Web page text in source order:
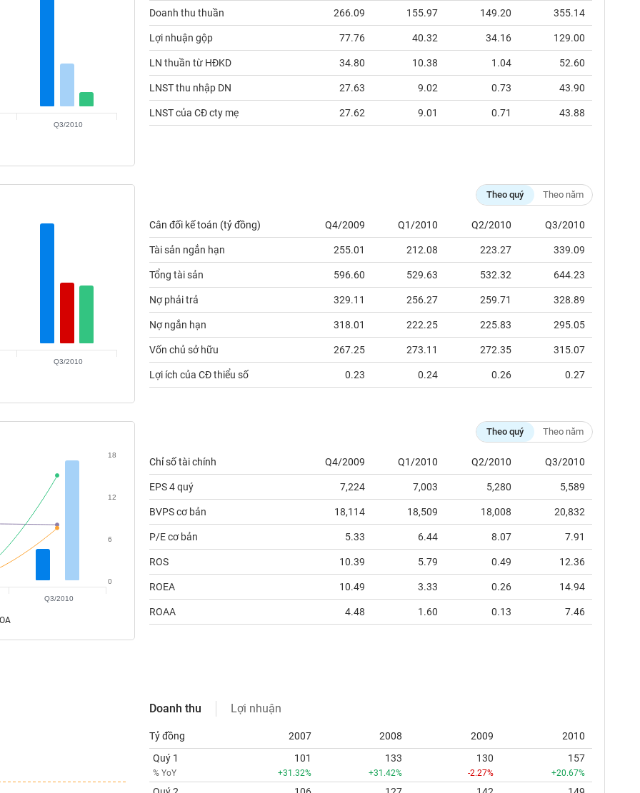
Q3/2010
Doanh thu thuần 266.09 155.97 149.20 355.14
Lợi nhuận gộp 77.76 40.32 34.16 129.00
LN thuần từ HĐKD 34.80 10.38 1.04 52.60
LNST thu nhập DN 27.63 9.02 0.73 43.90
LNST của CĐ cty mẹ 27.62 9.01 0.71 43.88
Q3/2010
Theo quý Theo năm
Cân đối kế toán (tỷ đồng) Q4/2009 Q1/2010 Q2/2010 Q3/2010
Tài sản ngắn hạn 255.01 212.08 223.27 339.09
Tổng tài sản 596.60 529.63 532.32 644.23
Nợ phải trả 329.11 256.27 259.71 328.89
Nợ ngắn hạn 318.01 222.25 225.83 295.05
Vốn chủ sở hữu 267.25 273.11 272.35 315.07
Lợi ích của CĐ thiểu số 0.23 0.24 0.26 0.27
0
6
12
18
Q3/2010
Theo quý Theo năm
Chỉ số tài chính Q4/2009 Q1/2010 Q2/2010 Q3/2010
EPS 4 quý 7,224 7,003 5,280 5,589
BVPS cơ bản 18,114 18,509 18,008 20,832
P/E cơ bản 5.33 6.44 8.07 7.91
ROS 10.39 5.79 0.49 12.36
ROEA 10.49 3.33 0.26 14.94
ROAA 4.48 1.60 0.13 7.46
Doanh thu Lợi nhuận
Tỷ đồng 2007 2008 2009
2010
Quý 1
% YoY
101
+31.32%
133
+31.42%
130
-2.27%
157
+20.67%